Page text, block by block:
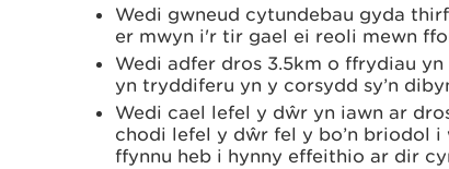
Wedi gwneud cytundebau gyda
er mwyn i'r tir gael ei reoli mewn
Wedi adfer dros 3.5km o ffrydiau
yn tryddiferu yn y corsydd sy’n
Wedi cael lefel y dŵr yn iawn ar
chodi lefel y dŵr fel y bo’n briodol
ffynnu heb i hynny effeithio ar dir